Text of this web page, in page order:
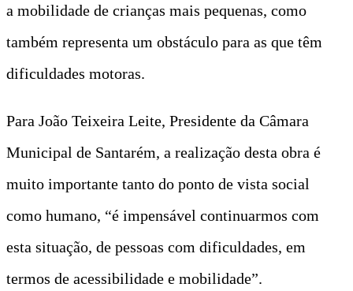
a mobilidade de crianças mais pequenas, como
também representa um obstáculo para as que têm
dificuldades motoras.
Para João Teixeira Leite, Presidente da Câmara
Municipal de Santarém, a realização desta obra é
muito importante tanto do ponto de vista social
como humano, “é impensável continuarmos com
esta situação, de pessoas com dificuldades, em
termos de acessibilidade e mobilidade”.